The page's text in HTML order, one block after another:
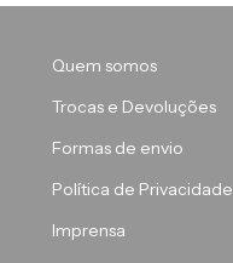
Quem somos
Trocas e Devoluções
Formas de envio
Política de Privacidade
Imprensa